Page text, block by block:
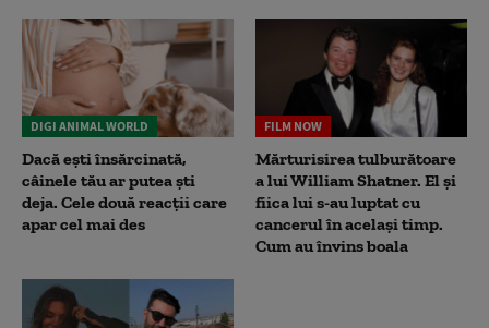
DIGI ANIMAL WORLD
Dacă ești însărcinată,
câinele tău ar putea ști
deja. Cele două reacții care
apar cel mai des
FILM NOW
Mărturisirea tulburătoare
a lui William Shatner. El și
fiica lui s-au luptat cu
cancerul în același timp.
Cum au învins boala